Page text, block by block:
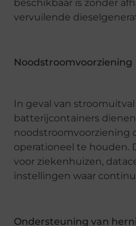
beschikbaar is zonder
vervuilende
Noodstroomvoorziening
In geval van
batterijcontainers dienen
noodstroomvoorziening
operationeel te houden.
voor ziekenhuizen,
instellingen waar
Ondersteuning van